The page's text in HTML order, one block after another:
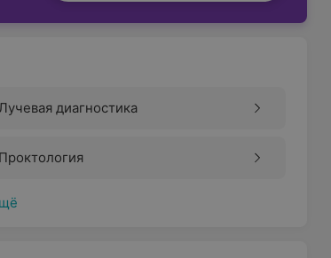
диагностика
Проктология